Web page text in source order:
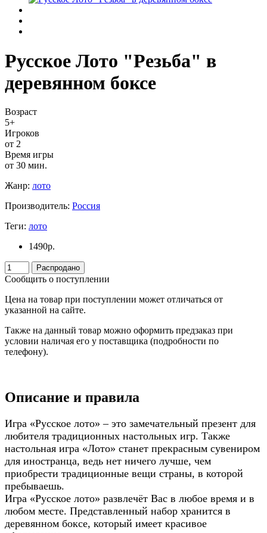
Русское Лото "Резьба" в
деревянном боксе
Возраст
5+
Игроков
от 2
Время игры
от 30 мин.
Жанр: лото
Производитель: Россия
Теги: лото
1490р.
Распродано
Сообщить о поступлении
Цена на товар при поступлении может отличаться от
указанной на сайте.
Также на данный товар можно оформить предзаказ при
условии наличая его у поставщика (подробности по
телефону).
Описание и правила
Игра «Русское лото» – это замечательный презент для
любителя традиционных настольных игр. Также
настольная игра «Лото» станет прекрасным сувениром
для иностранца, ведь нет ничего лучше, чем
приобрести традиционные вещи страны, в которой
пребываешь.
Игра «Русское лото» развлечёт Вас в любое время и в
любом месте. Представленный набор хранится в
деревянном боксе, который имеет красивое